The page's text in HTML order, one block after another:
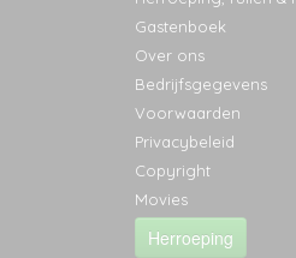
Gastenboek
Over ons
Bedrijfsgegevens
Voorwaarden
Privacybeleid
Copyright
Movies
Herroeping